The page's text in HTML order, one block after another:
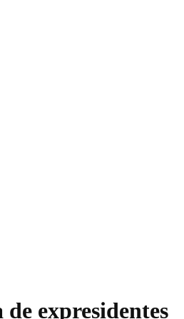
expresidentes